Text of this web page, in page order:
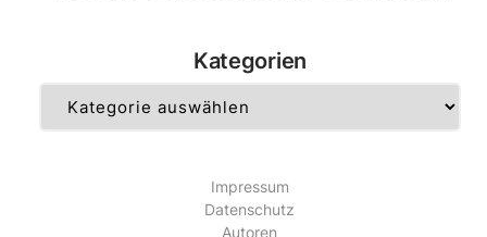
Kategorien
Impressum
Datenschutz
Autoren